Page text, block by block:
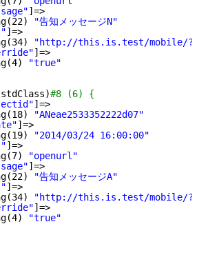
]=>
"告知メッセージN"
]=>
"http://this.is.test/mobile/
]=>
"true"
#8 (6) {
]=>
"ANeae2533352222d07"
]=>
"2014/03/24 16:00:00"
]=>
"openurl"
]=>
"告知メッセージA"
]=>
"http://this.is.test/mobile/
]=>
"true"